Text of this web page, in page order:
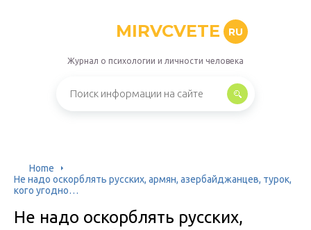
MIRVCVETE RU
Журнал о психологии и личности человека
Home
Не надо оскорблять русских, армян, азербайджанцев, турок,
кого угодно…
Не надо оскорблять русских,